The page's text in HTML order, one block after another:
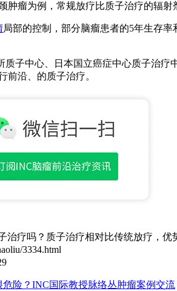
为例，常规放疗比质子治疗的辐射
局部的控制，部分脑瘤患者的5年生存
中心、日本国立癌症中心质子治疗
前沿、的质子治疗。
治疗吗？质子治疗相对比传统放疗，优
3334.html
险？INC国际教授脉络丛肿瘤案例交流